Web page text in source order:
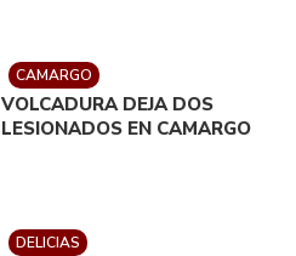
CAMARGO
VOLCADURA DEJA DOS
LESIONADOS EN CAMARGO
DELICIAS